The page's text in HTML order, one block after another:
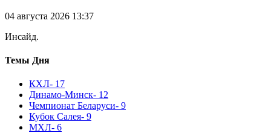
04 августа 2026 13:37
Инсайд.
Темы Дня
КХЛ- 17
Динамо-Минск- 12
Чемпионат Беларуси- 9
Кубок Салея- 9
МХЛ- 6